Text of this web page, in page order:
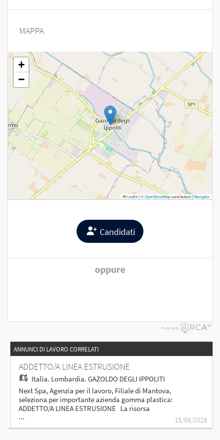
MAPPA
+
−
Leaflet|©OpenStreetMapcontributors |Navigator
Candidati
oppure
Powered by
ANNUNCI DI LAVORO CORRELATI
ADDETTO/A LINEA ESTRUSIONE
Italia, Lombardia, GAZOLDO DEGLI IPPOLITI
Next Spa, Agenzia per il lavoro, Filiale di Mantova,
seleziona per importante azienda gomma plastica:
ADDETTO/A LINEA ESTRUSIONE La risorsa
selezionata lavorerà sotto la supervisione diretta del
Capo Reparto e in maniera indiretta del
... 15/06/2026